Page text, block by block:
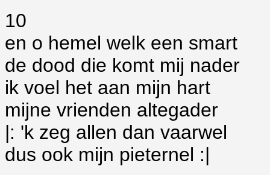
10
en o hemel welk een smart
de dood die komt mij nader
ik voel het aan mijn hart
mijne vrienden altegader
|: 'k zeg allen dan vaarwel
dus ook mijn pieternel :|